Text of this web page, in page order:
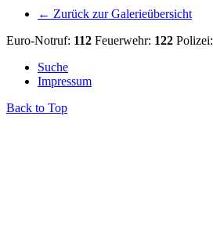
← Zurück zur Galerieübersicht
Euro-Notruf: 112 Feuerwehr: 122 Polizei:
Suche
Impressum
Back to Top